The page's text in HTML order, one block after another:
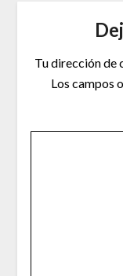
Tu dirección de
Los campos